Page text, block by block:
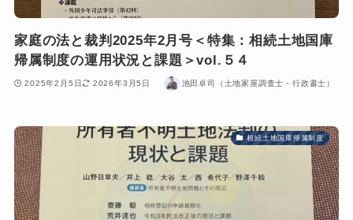
家庭の法と裁判2025年2月号＜特集：相続土地国庫
帰属制度の運用状況と課題＞vol.５４
2025年2月5日 2026年3月5日 池田卓司（土地家屋調査士・行政書士）
相続土地国庫帰属制度